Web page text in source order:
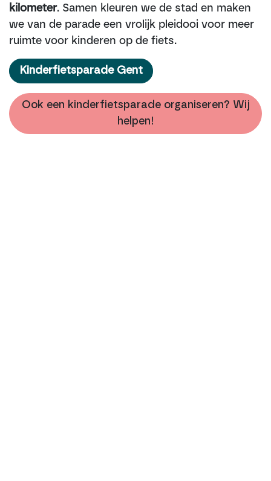
kilometer. Samen kleuren we de stad en maken
we van de parade een vrolijk pleidooi voor meer
ruimte voor kinderen op de fiets.
Kinderfietsparade Gent
Ook een kinderfietsparade organiseren? Wij
helpen!